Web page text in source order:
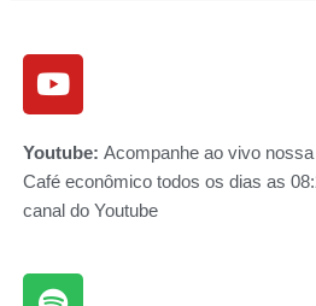
Youtube: Acompanhe ao vivo
Café econômico todos os dias as
canal do Youtube